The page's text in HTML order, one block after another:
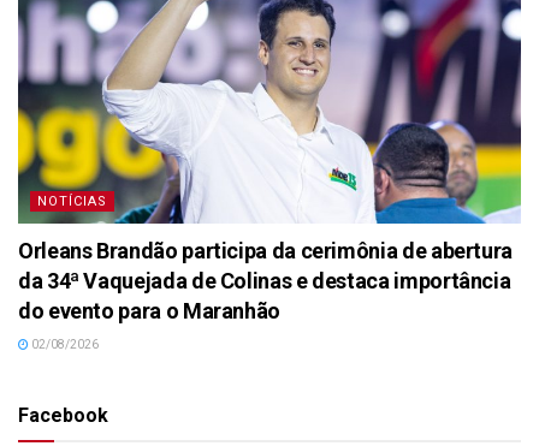
NOTÍCIAS
Orleans Brandão participa da cerimônia de abertura
da 34ª Vaquejada de Colinas e destaca importância
do evento para o Maranhão
02/08/2026
Facebook